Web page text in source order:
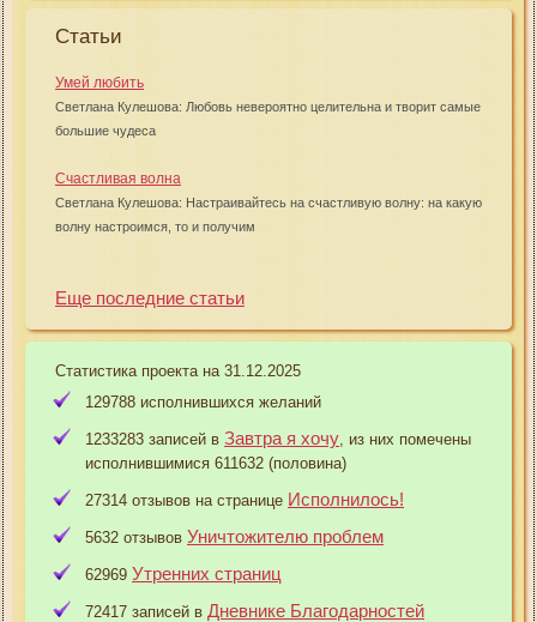
Статьи
Умей любить
Светлана Кулешова: Любовь невероятно целительна и творит самые
большие чудеса
Счастливая волна
Светлана Кулешова: Настраивайтесь на счастливую волну: на какую
волну настроимся, то и получим
Еще последние статьи
Статистика проекта на 31.12.2025
129788 исполнившихся желаний
1233283 записей в Завтра я хочу , из них помечены
исполнившимися 611632 (половина)
27314 отзывов на странице Исполнилось!
5632 отзывов Уничтожителю проблем
62969 Утренних страниц
72417 записей в Дневнике Благодарностей